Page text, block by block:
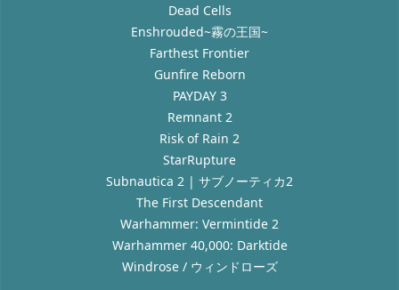
Dead Cells
Enshrouded~霧の王国~
Farthest Frontier
Gunfire Reborn
PAYDAY 3
Remnant 2
Risk of Rain 2
StarRupture
Subnautica 2 | サブノーティカ2
The First Descendant
Warhammer: Vermintide 2
Warhammer 40,000: Darktide
Windrose / ウィンドローズ